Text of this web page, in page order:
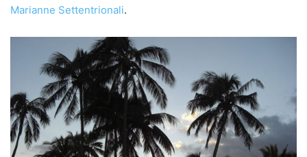
Marianne Settentrionali.